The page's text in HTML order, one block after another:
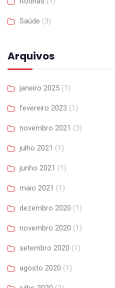
Saúde (3)
Arquivos
janeiro 2025 (1)
fevereiro 2023 (1)
novembro 2021 (3)
julho 2021 (1)
junho 2021 (1)
maio 2021 (1)
dezembro 2020 (1)
novembro 2020 (1)
setembro 2020 (1)
agosto 2020 (1)